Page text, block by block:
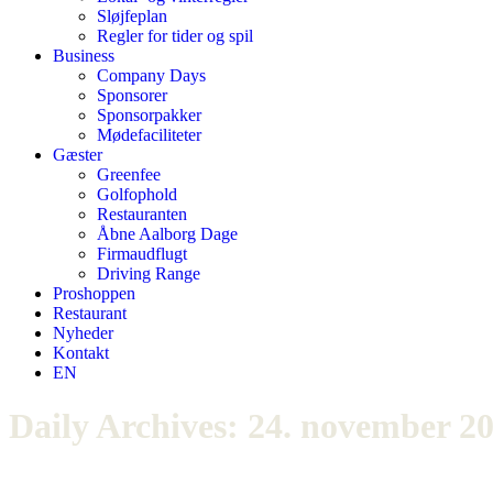
Sløjfeplan
Regler for tider og spil
Business
Company Days
Sponsorer
Sponsorpakker
Mødefaciliteter
Gæster
Greenfee
Golfophold
Restauranten
Åbne Aalborg Dage
Firmaudflugt
Driving Range
Proshoppen
Restaurant
Nyheder
Kontakt
EN
Daily Archives: 24. november